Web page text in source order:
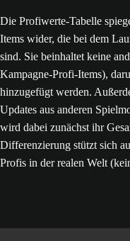
Die Profiwerte-Tabelle
Items wider, die bei dem
sind. Sie beinhaltet keine
Kampagne-Profi-Items),
hinzugefügt werden.
Updates aus anderen
wird dabei zunächst ihr
Differenzierung stützt sich
Profis in der realen Welt